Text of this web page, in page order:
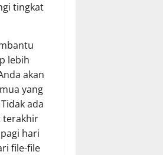
tingkat
lebih
akan
yang
ada
terakhir
hari
file-file